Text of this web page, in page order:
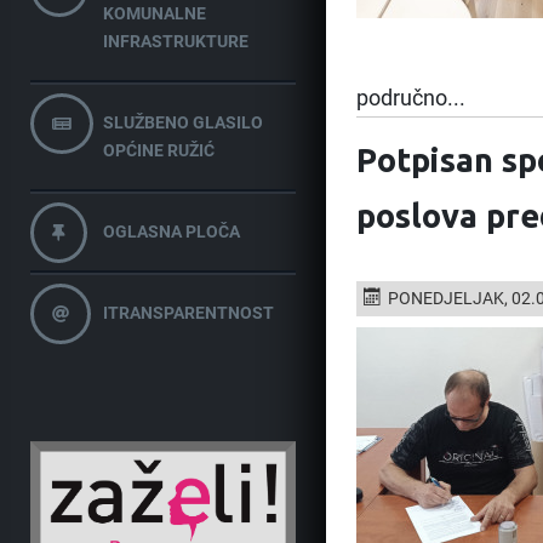
KOMUNALNE
INFRASTRUKTURE
SLUŽBENO GLASILO
OPĆINE RUŽIĆ
OGLASNA PLOČA
ITRANSPARENTNOST
područno...
Potpisan
poslova
PONEDJELJAK,